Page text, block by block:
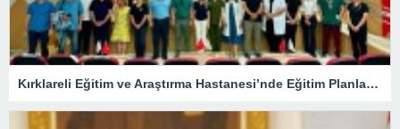
Kırklareli Eğitim ve Araştırma Hastanesi’nde Eğitim Planlaması Masaya Yatırıldı